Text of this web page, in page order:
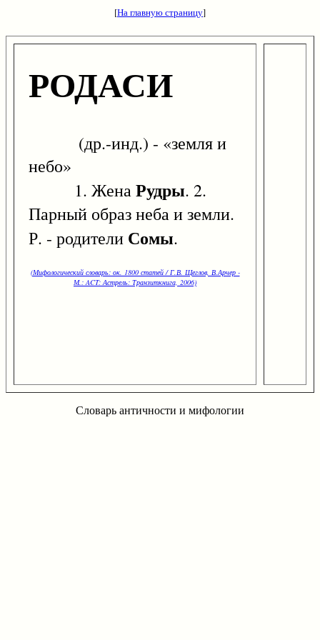
[На главную страницу]
РОДАСИ
(др.-инд.) - «земля и
небо»
1. ЖенаРудры. 2.
Парный образ неба и земли.
Р. - родители Сомы.
(Мифологический словарь: ок. 1800 статей / Г.В. Щеглов, В.Арчер -
М.: ACT: Астрель: Транзиткнига, 2006)
Словарь античности и мифологии